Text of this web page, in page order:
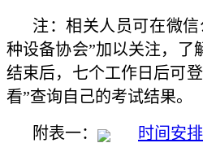
注：相关人员可在微
种设备协会”加以关注，了
结束后，七个工作日后可
看”查询自己的考试结果。
附表一： 时间安